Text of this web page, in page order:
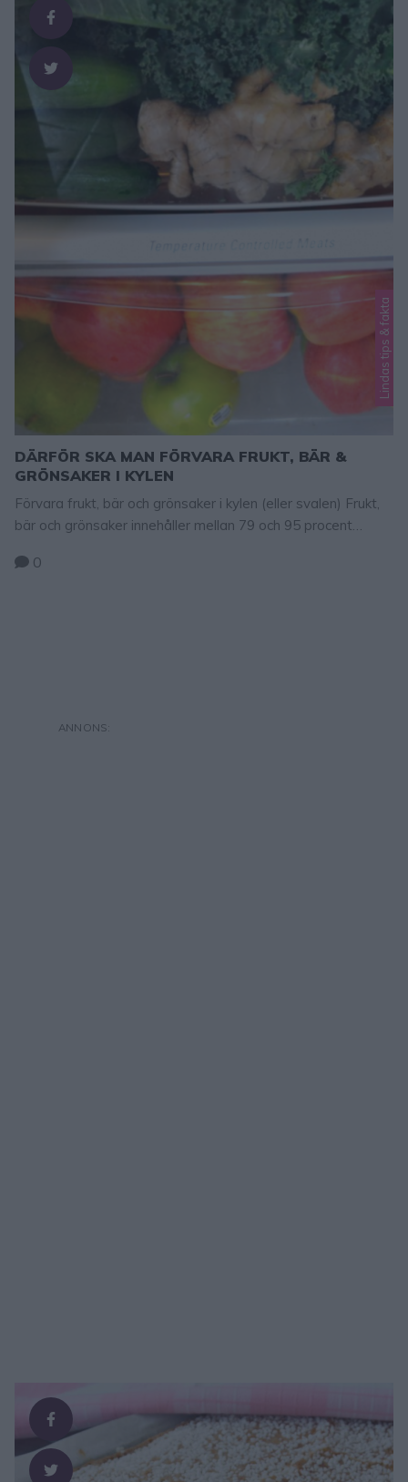
kylen. Men om man …
Lindas tips & fakta
DÄRFÖR SKA MAN FÖRVARA FRUKT, BÄR &
GRÖNSAKER I KYLEN
Förvara frukt, bär och grönsaker i kylen (eller svalen) Frukt,
bär och grönsaker innehåller mellan 79 och 95 procent
behålla så stor mängd vatten som möjligt i produkterna. När
0